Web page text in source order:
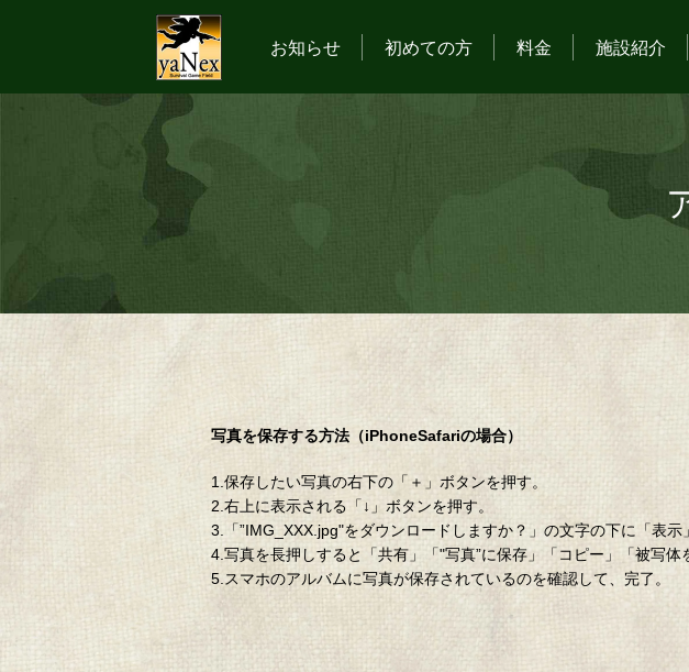
お知らせ 初めての方 料金 施設紹介
写真を保存する方法（iPhoneSafariの場合）
1.保存したい写真の右下の「＋」ボタンを押す。
2.右上に表示される「↓」ボタンを押す。
3.「”IMG_XXX.jpg"をダウンロードしますか？」の文字の下に「表
4.写真を長押しすると「共有」「"写真”に保存」「コピー」「被写
5.スマホのアルバムに写真が保存されているのを確認して、完了。